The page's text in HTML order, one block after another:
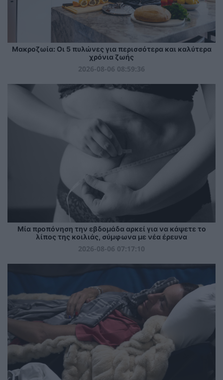
Mακροζωία: Οι 5 πυλώνες για περισσότερα και καλύτερα
χρόνια ζωής
2026-08-06 08:59:36
Μία προπόνηση την εβδομάδα αρκεί για να κάψετε το
λίπος της κοιλιάς, σύμφωνα με νέα έρευνα
2026-08-06 07:17:10